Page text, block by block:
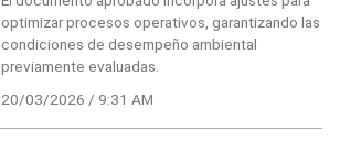
optimizar procesos operativos, garantizando las
condiciones de desempeño ambiental
previamente evaluadas.
20/03/2026 / 9:31 AM